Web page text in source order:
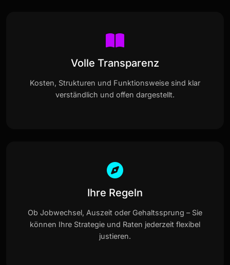
Volle Transparenz
Kosten, Strukturen und Funktionsweise sind klar
verständlich und offen dargestellt.
Ihre Regeln
Ob Jobwechsel, Auszeit oder Gehaltssprung – Sie
können Ihre Strategie und Raten jederzeit flexibel
justieren.